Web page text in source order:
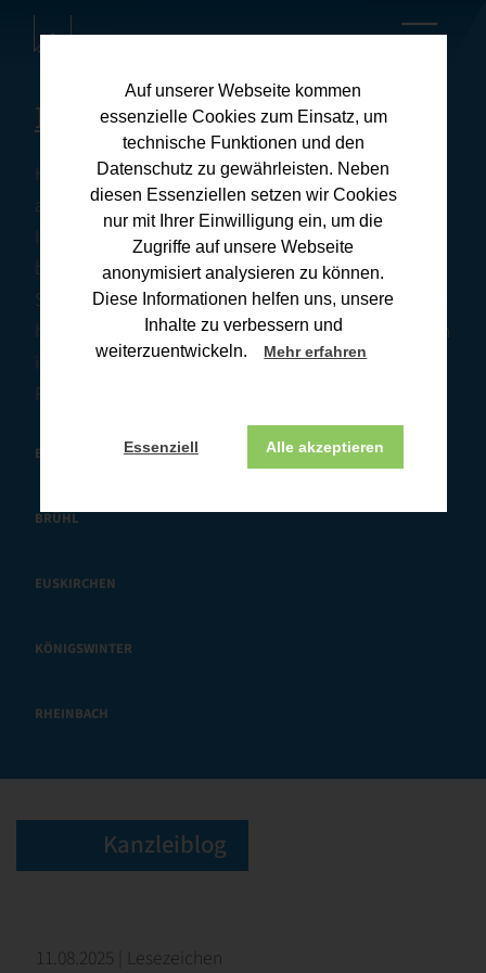
Auf unserer Webseite kommen
essenzielle Cookies zum Einsatz, um
technische Funktionen und den
Datenschutz zu gewährleisten. Neben
diesen Essenziellen setzen wir Cookies
nur mit Ihrer Einwilligung ein, um die
Zugriffe auf unsere Webseite
anonymisiert analysieren zu können.
Diese Informationen helfen uns, unsere
Inhalte zu verbessern und
weiterzuentwickeln.
Mehr erfahren
Essenziell Alle akzeptieren
Kanzleiblog
Hier finden Sie umfassende Informationen zu
aktuellen Steuerthemen und praxisnahen Tipps für
Ihre Steuerangelegenheiten. Unsere Downloads
bieten Ihnen wertvolle Ressourcen, um Ihre
Steuererklärung effizient und korrekt zu erstellen. Wir
halten Sie stets auf dem Laufenden über Änderungen
im Steuerrecht und deren Auswirkungen. Wenn Sie
Fragen haben, melden Sie sich gerne bei uns.
BONN
BRÜHL
EUSKIRCHEN
KÖNIGSWINTER
RHEINBACH
Kanzleiblog
11.08.2025 | Lesezeichen